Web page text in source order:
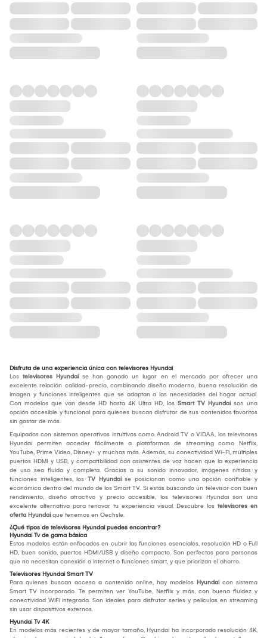
Disfruta de una experiencia única con televisores Hyundai
Los televisores Hyundai se han ganado un lugar en el mercado por ofrecer una
excelente relación calidad-precio, combinando diseño moderno, buena resolución de
imagen y funciones inteligentes que se adaptan a las necesidades del hogar actual.
Con modelos que van desde HD hasta 4K Ultra HD, los Smart TV Hyundai son una
opción accesible y funcional para quienes buscan disfrutar de sus contenidos favoritos
sin gastar de más.
Equipados con sistemas operativos intuitivos como Android TV o VIDAA, los televisores
Hyundai permiten acceder fácilmente a plataformas de streaming como Netflix,
YouTube, Prime Video, Disney+ y muchas más. Además, su conectividad Wi-Fi, múltiples
puertos HDMI y USB, y compatibilidad con asistentes de voz hacen que la experiencia
de uso sea fluida y completa. Gracias a su sonido innovador, imágenes nítidas y
funciones inteligentes, los TV Hyundai se posicionan como una opción confiable y
económica dentro del mundo de los Smart TV. Si estás buscando un televisor con buen
rendimiento, diseño atractivo y precio accesible, los televisores Hyundai son una
excelente alternativa para renovar tu experiencia visual. Descubre los televisores en
oferta Hyundai que tenemos en Oechsle.
¿Qué tipos de televisores Hyundai puedes encontrar?
Hyundai Tv de gama básica
Estos modelos están enfocados en cubrir las funciones esenciales, resolución HD o Full
HD, buen sonido, puertos HDMI/USB y diseño compacto. Son perfectos para personas
que no necesitan conexión a internet o funciones smart, y que priorizan el ahorro.
Televisores Hyundai Smart TV
Para quienes buscan acceso a contenido online, hay modelos Hyundai con sistema
Smart TV incorporado. Te permiten ver YouTube, Netflix y más, con buena fluidez y
conectividad WiFi integrada. Son ideales para disfrutar series y películas en streaming
sin usar dispositivos externos.
Hyundai Tv 4K
En modelos más recientes y de mayor tamaño, Hyundai ha incorporado resolución 4K,